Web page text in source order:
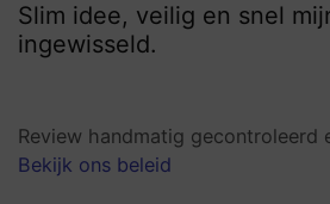
Slim idee, veilig en snel
ingewisseld.
Review handmatig gecontroleerd
Bekijk ons beleid